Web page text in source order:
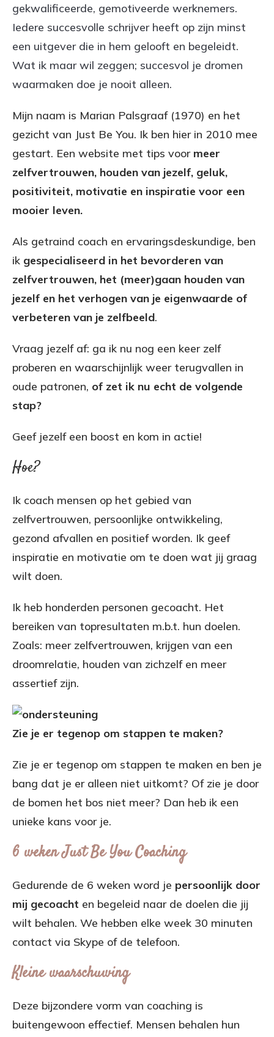
gekwalificeerde, gemotiveerde werknemers.
Iedere succesvolle schrijver heeft op zijn minst
een uitgever die in hem gelooft en begeleidt.
Wat ik maar wil zeggen; succesvol je dromen
waarmaken doe je nooit alleen.
Mijn naam is Marian Palsgraaf (1970) en het
gezicht van Just Be You. Ik ben hier in 2010 mee
gestart. Een website met tips voor meer
zelfvertrouwen, houden van jezelf, geluk,
positiviteit, motivatie en inspiratie voor een
mooier leven.
Als getraind coach en ervaringsdeskundige, ben
ik gespecialiseerd in het bevorderen van
zelfvertrouwen, het (meer)gaan houden van
jezelf en het verhogen van je eigenwaarde of
verbeteren van je zelfbeeld.
Vraag jezelf af: ga ik nu nog een keer zelf
proberen en waarschijnlijk weer terugvallen in
oude patronen, of zet ik nu echt de volgende
stap?
Geef jezelf een boost en kom in actie!
Hoe?
Ik coach mensen op het gebied van
zelfvertrouwen, persoonlijke ontwikkeling,
gezond afvallen en positief worden. Ik geef
inspiratie en motivatie om te doen wat jij graag
wilt doen.
Ik heb honderden personen gecoacht. Het
bereiken van topresultaten m.b.t. hun doelen.
Zoals: meer zelfvertrouwen, krijgen van een
droomrelatie, houden van zichzelf en meer
assertief zijn.
Zie je er tegenop om stappen te maken?
Zie je er tegenop om stappen te maken en ben je
bang dat je er alleen niet uitkomt? Of zie je door
de bomen het bos niet meer? Dan heb ik een
unieke kans voor je.
6 weken Just Be You Coaching
Gedurende de 6 weken word je persoonlijk door
mij gecoacht en begeleid naar de doelen die jij
wilt behalen. We hebben elke week 30 minuten
contact via Skype of de telefoon.
Kleine waarschuwing
Deze bijzondere vorm van coaching is
buitengewoon effectief. Mensen behalen hun